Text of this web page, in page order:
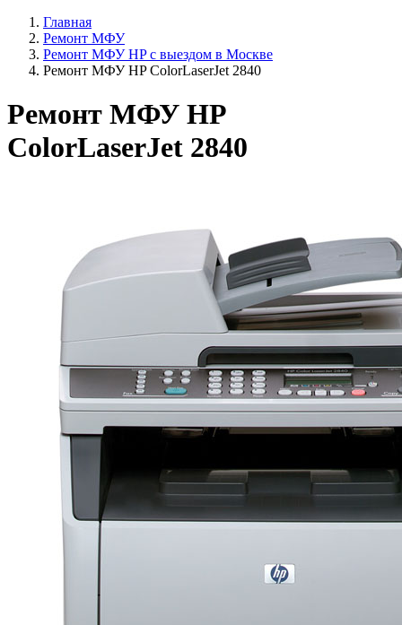
Главная
Ремонт МФУ
Ремонт МФУ HP с выездом в Москве
Ремонт МФУ HP ColorLaserJet 2840
Ремонт МФУ HP
ColorLaserJet 2840